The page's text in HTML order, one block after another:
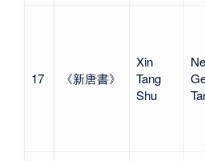
17 《新唐書》
Xin
Tang
Shu